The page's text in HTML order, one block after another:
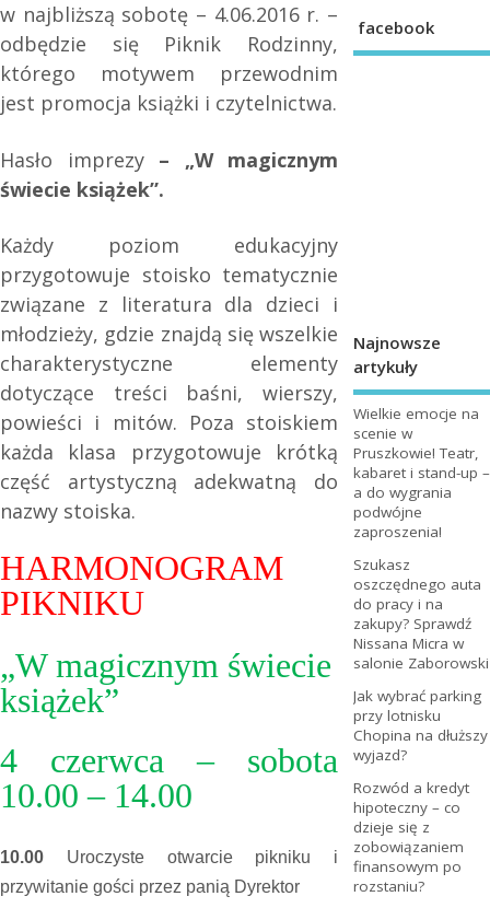
w najbliższą sobotę – 4.06.2016 r. –
odbędzie się Piknik Rodzinny,
którego motywem przewodnim
jest promocja książki i czytelnictwa.
Hasło imprezy – „W magicznym
świecie książek”.
Każdy poziom edukacyjny
przygotowuje stoisko tematycznie
związane z literatura dla dzieci i
młodzieży, gdzie znajdą się wszelkie
charakterystyczne elementy
dotyczące treści baśni, wierszy,
powieści i mitów. Poza stoiskiem
każda klasa przygotowuje krótką
część artystyczną adekwatną do
nazwy stoiska.
HARMONOGRAM
PIKNIKU
„W magicznym świecie
książek”
4 czerwca – sobota
10.00 – 14.00
10.00 Uroczyste otwarcie pikniku i
przywitanie gości przez panią Dyrektor
facebook
Najnowsze
artykuły
Wielkie emocje na
scenie w
Pruszkowie! Teatr,
kabaret i stand-up –
a do wygrania
podwójne
zaproszenia!
Szukasz
oszczędnego auta
do pracy i na
zakupy? Sprawdź
Nissana Micra w
salonie Zaborowski
Jak wybrać parking
przy lotnisku
Chopina na dłuższy
wyjazd?
Rozwód a kredyt
hipoteczny – co
dzieje się z
zobowiązaniem
finansowym po
rozstaniu?